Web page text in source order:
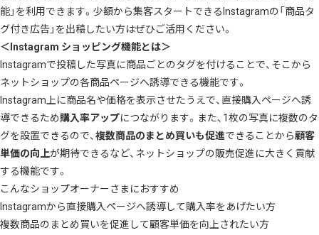
能」を利用できます。少額から集客スタートできるInstagramの「 商品タ
グ付き広告」を出稿したい方はぜひご活用ください。
＜Instagram ショッピング機能とは＞
Instagramで投稿した写真に商品ごとのタグを付けることで、そこから
ネットショップの各商品ページへ誘導できる機能です。
Instagram上に商品名や価格を表示させたうえで、直接購入ページへ誘
導できるため購入率アップにつながります。また、1枚の写真に複数のタ
グを設置できるので、 複数商品のまとめ買いも促進できることから顧客
単価の向上が期待できるなど、ネットショップの販売促進に大きく貢献
する機能です。
こんなショップオーナーさまにおすすめ
Instagramから直接購入ページへ誘導して購入率をあげたい方
複数商品のまとめ買いを促進して顧客単価を向上されたい方